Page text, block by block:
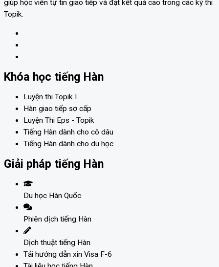
giúp học viên tự tin giao tiếp và đạt kết quả cao trong các kỳ thi
Topik.
Khóa học tiếng Hàn
Luyện thi Topik I
Hàn giao tiếp sơ cấp
Luyện Thi Eps - Topik
Tiếng Hàn dành cho cô dâu
Tiếng Hàn dành cho du học
Giải pháp tiếng Hàn
Du học Hàn Quốc
Phiên dịch tiếng Hàn
Dịch thuật tiếng Hàn
Tải hướng dẫn xin Visa F-6